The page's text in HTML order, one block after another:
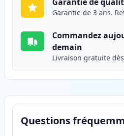
Garantie de 3 ans.
Commandez
demain
Livraison gratuite
Questions